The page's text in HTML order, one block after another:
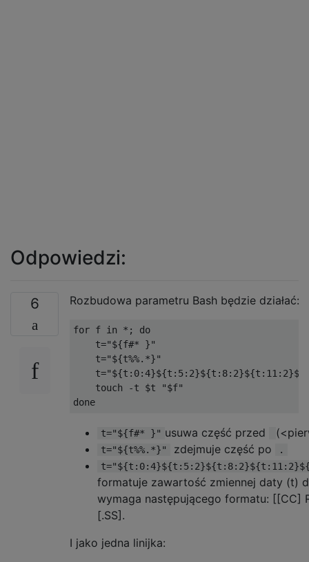
Odpowiedzi:
6 Rozbudowa parametru Bash będzie działać:
for f in *;
do
    t
="${f#* }"
    t
="${t%%.*}"
    t
=
    touch
-t $t
"$f"
done
t="${f#* }" usuwa część przed
t="${t%%.*}" zdejmuje część po
.
formatuje zawartość zmiennej daty (t)
wymaga następującego formatu: [[CC]
[.SS].
I jako jedna linijka: